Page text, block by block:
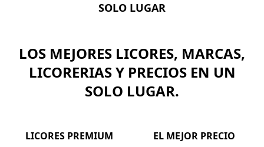
SOLO LUGAR
LOS MEJORES LICORES, MARCAS,
LICORERIAS Y PRECIOS EN UN
SOLO LUGAR.
LICORES PREMIUM EL MEJOR PRECIO